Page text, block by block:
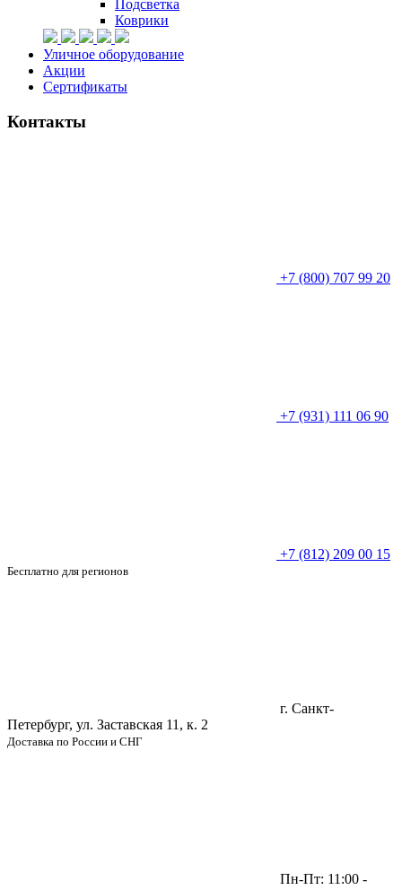
Подсветка
Коврики
Уличное оборудование
Акции
Сертификаты
Контакты
+7 (800) 707 99 20
+7 (931) 111 06 90
+7 (812) 209 00 15
Бесплатно для регионов
г. Санкт-
Петербург, ул. Заставская 11, к. 2
Доставка по России и СНГ
Пн-Пт: 11:00 -